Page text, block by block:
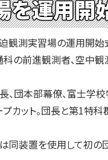
を運用開
測実習場の運用開始
の前進観測者、空中
、団本部幕僚、富士
カット。団長と第1
同装置を使用して初の